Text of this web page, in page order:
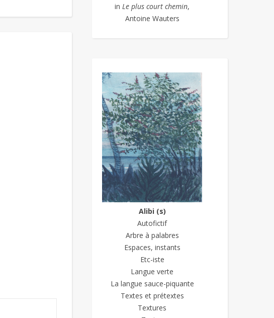
in Le plus court chemin,
Antoine Wauters
Alibi (s)
Autofictif
Arbre à palabres
Espaces, instants
Etc-iste
Langue verte
La langue sauce-piquante
Textes et prétextes
Textures